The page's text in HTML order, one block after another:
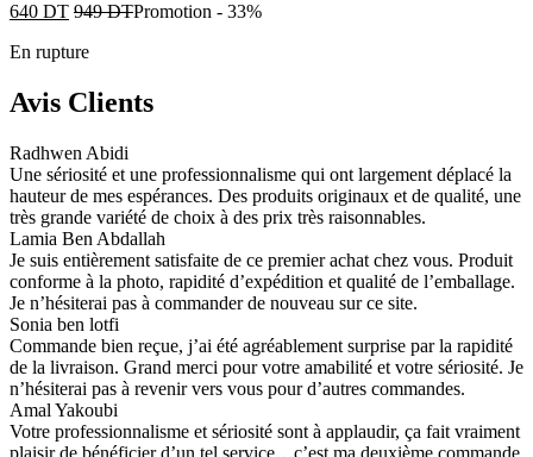
640 DT 949DTPromotion - 33%
En rupture
Avis Clients
Radhwen Abidi
Une sériosité et une professionnalisme qui ont largement déplacé la
hauteur de mes espérances. Des produits originaux et de qualité, une
très grande variété de choix à des prix très raisonnables.
Lamia Ben Abdallah
Je suis entièrement satisfaite de ce premier achat chez vous. Produit
conforme à la photo, rapidité d’expédition et qualité de l’emballage.
Je n’hésiterai pas à commander de nouveau sur ce site.
Sonia ben lotfi
Commande bien reçue, j’ai été agréablement surprise par la rapidité
de la livraison. Grand merci pour votre amabilité et votre sériosité. Je
n’hésiterai pas à revenir vers vous pour d’autres commandes.
Amal Yakoubi
Votre professionnalisme et sériosité sont à applaudir, ça fait vraiment